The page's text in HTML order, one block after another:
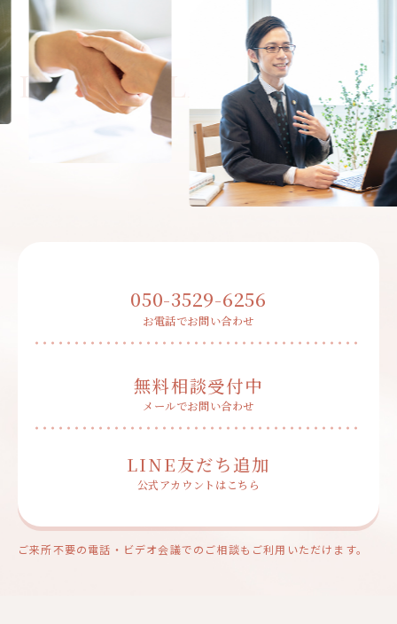
050-3529-6256
お電話でお問い合わせ
無料相談受付中
メールでお問い合わせ
LINE友だち追加
公式アカウントはこちら
ご来所不要の電話・ビデオ会議でのご相談もご利用いただけます。